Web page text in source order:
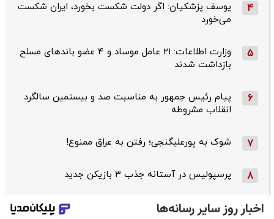
4
یوسف پزشکیان: اگر دولت شکست بخورد، ایران شکست
می‌خورد
5
وزارت اطلاعات: ۲۱ عامل موساد و ۴ عضو باندهای مسلح
بازداشت شدند
6
پیام رئیس جمهور به مناسبت صد و بیستمین سالگرد
انقلاب مشروطه
7 شوک به پورعلیگنجی؛ رفتن به عراق ممنوع!
8 پرسپولیس در آستانه جذب ۳ بازیکن جدید